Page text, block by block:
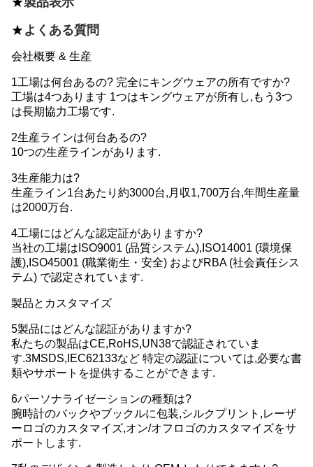
★よくある質問
会社概要 & 生産
1工場は何台あるの? 完全にキングウェアの所有ですか?
工場は4つあります 1つはキングウェアが所有し,もう3つ
は長期協力工場です.
2生産ラインは何台あるの?
10つの生産ラインがあります.
3生産能力は?
生産ライン1台あたり約3000台,月収1,700万台,年間生産量
は2000万台.
4工場にはどんな認定証がありますか?
当社の工場はISO9001 (品質システム),ISO14001 (環境保
護),ISO45001 (職業衛生・安全) およびRBA (社会責任シス
テム) で認定されています.
製品とカスタマイズ
5製品にはどんな認証がありますか?
私たちの製品はCE,RoHS,UN38で認証されていま
す.3MSDS,IEC62133など 特定の認証については,必要な書
類やサポートを提供することができます.
6パーソナライゼーションの種類は?
腕時計のバックやブックルに包装,シルクプリント,レーザ
ーロゴのカスタマイズ,オン/オフロゴのカスタマイズをサ
ポートします.